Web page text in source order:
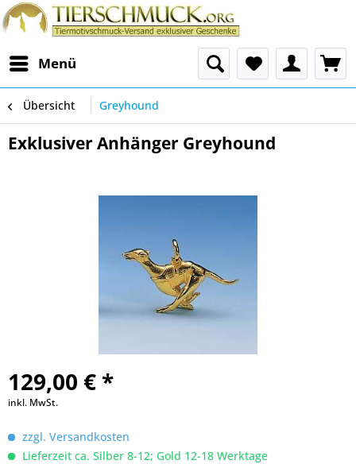
Menü
Übersicht Greyhound
Exklusiver Anhänger Greyhound
129,00 € *
inkl. MwSt.
zzgl. Versandkosten
Lieferzeit ca. Silber 8-12; Gold 12-18 Werktage